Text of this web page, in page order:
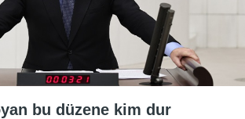
bu düzene kim dur